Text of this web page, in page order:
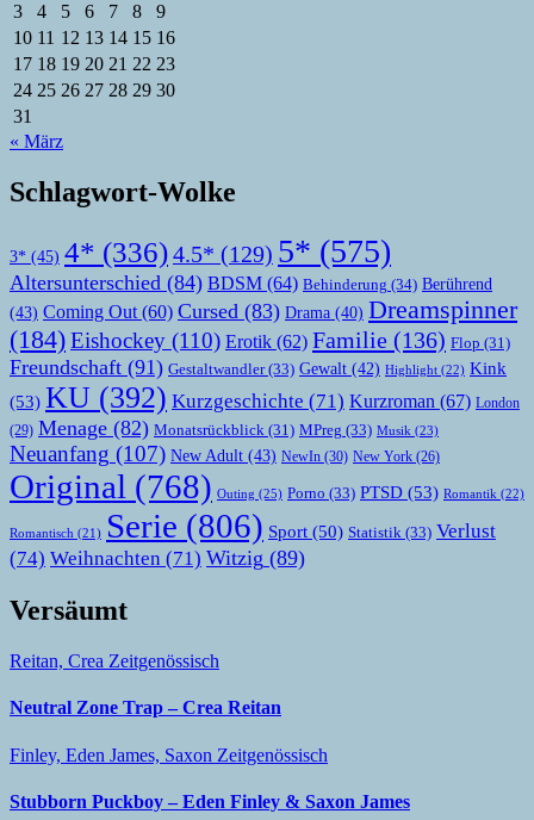
3
4 5 6 7 8
9
10 11 12 13 14 15 16
17 18 19 20 21 22 23
24 25 26 27 28 29 30
31
« März
Schlagwort-Wolke
3* (45) 4* (336)4.5* (129) 5* (575)
Altersunterschied (84) BDSM (64) Behinderung (34) Berührend
(43) Coming Out (60) Cursed (83) Drama (40) Dreamspinner
(184)Eishockey (110) Erotik (62) Familie (136) Flop (31)
Freundschaft (91) Gestaltwandler(33) Gewalt (42) Highlight (22) Kink
(53) KU (392) Kurzgeschichte (71) Kurzroman (67) London
(29) Menage (82) Monatsrückblick (31) MPreg (33) Musik (23)
Neuanfang (107) New Adult (43) NewIn (30) New York (26)
Original (768) Outing (25) Porno (33) PTSD (53) Romantik (22)
Romantisch (21) Serie (806) Sport (50) Statistik (33) Verlust
(74) Weihnachten (71) Witzig (89)
Versäumt
Reitan, Crea Zeitgenössisch
Neutral Zone Trap – Crea Reitan
Finley, Eden James, Saxon Zeitgenössisch
Stubborn Puckboy – Eden Finley & Saxon James